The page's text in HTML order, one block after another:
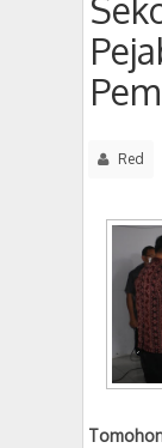
Red